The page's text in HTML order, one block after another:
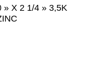
» X 2 1/4 » 3,5K